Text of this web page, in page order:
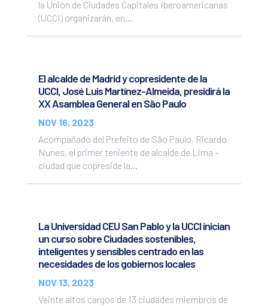
la Unión de Ciudades Capitales Iberoamericanas
(UCCI) organizarán, en...
El alcalde de Madrid y copresidente de la
UCCI, José Luis Martínez-Almeida, presidirá la
XX Asamblea General en São Paulo
NOV 16, 2023
Acompañado del Prefeito de São Paulo, Ricardo
Nunes, el primer teniente de alcalde de Lima -
ciudad que copreside la...
La Universidad CEU San Pablo y la UCCI inician
un curso sobre Ciudades sostenibles,
inteligentes y sensibles centrado en las
necesidades de los gobiernos locales
NOV 13, 2023
Veinte altos cargos de 13 ciudades miembros de